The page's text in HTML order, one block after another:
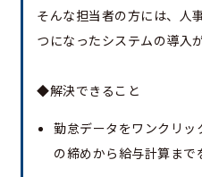
そんな担当者の方には、人
つになったシステムの導入
◆解決できること
勤怠データをワンクリッ
の締めから給与計算まで